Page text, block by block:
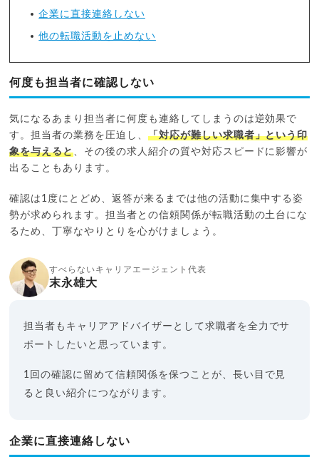
企業に直接連絡しない
他の転職活動を止めない
何度も担当者に確認しない
気になるあまり担当者に何度も連絡してしまうのは逆効果で
す。担当者の業務を圧迫し、 「対応が難しい求職者」という印
象を与えると、その後の求人紹介の質や対応スピードに影響が
出ることもあります。
確認は1度にとどめ、返答が来るまでは他の活動に集中する姿
勢が求められます。担当者との信頼関係が転職活動の土台にな
るため、丁寧なやりとりを心がけましょう。
すべらないキャリアエージェント代表
末永雄大
担当者もキャリアアドバイザーとして求職者を全力でサ
ポートしたいと思っています。
1回の確認に留めて信頼関係を保つことが、長い目で見
ると良い紹介につながります。
企業に直接連絡しない